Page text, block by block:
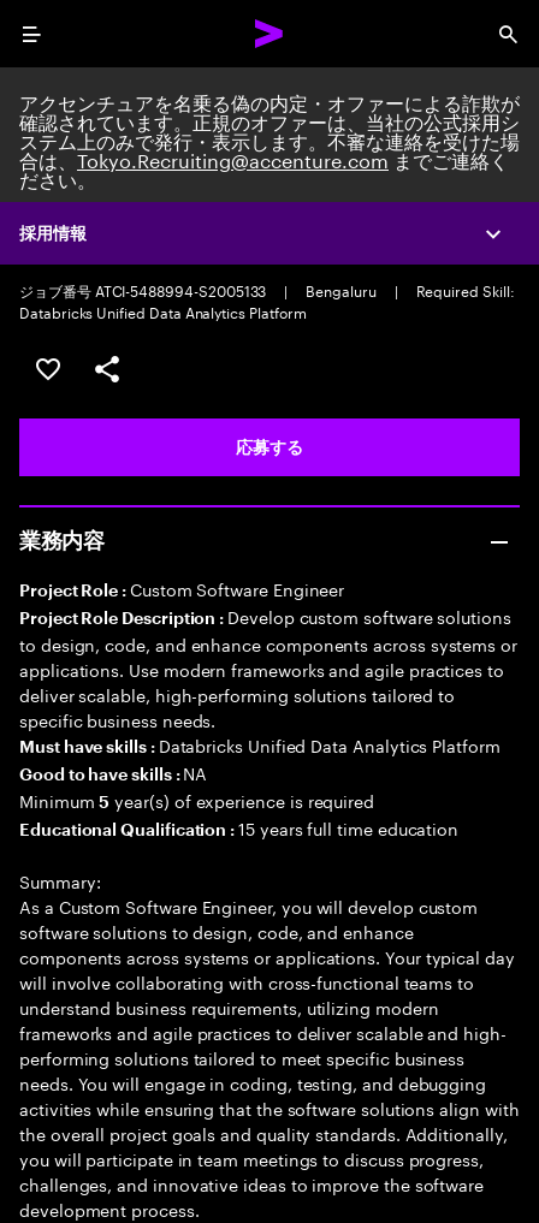
Menu
採用情報
アクセンチュアを名乗る偽の内定・オファーによる詐欺が
確認されています。正規のオファーは、当社の公式採用シ
ステム上のみで発行・表示します。不審な連絡を受けた場
合は、Tokyo.Recruiting@accenture.comまでご連絡く
ださい。
Custom Software Engineer
Packaged Application Development Team Lead/Consultant
Full time
ジョブ番号 ATCI-5488994-S2005133
| Bengaluru |
Required Skill:
Databricks Unified Data Analytics Platform
ポジションを保存する 【首都圏エリア】契約社員（給
シェア
応募する
業務内容
Project Role : Custom Software Engineer
Project Role Description : Develop custom software solutions
to design, code, and enhance components across systems or
applications. Use modern frameworks and agile practices to
deliver scalable, high-performing solutions tailored to
specific business needs.
Must have skills : Databricks Unified Data Analytics Platform
Good to have skills : NA
Minimum5 year(s) of experience is required
Educational Qualification :15 years full time education
Summary:
As a Custom Software Engineer, you will develop custom
software solutions to design, code, and enhance
components across systems or applications. Your typical day
will involve collaborating with cross-functional teams to
understand business requirements, utilizing modern
frameworks and agile practices to deliver scalable and high-
performing solutions tailored to meet specific business
needs. You will engage in coding, testing, and debugging
activities while ensuring that the software solutions align with
the overall project goals and quality standards. Additionally,
you will participate in team meetings to discuss progress,
challenges, and innovative ideas to improve the software
development process.